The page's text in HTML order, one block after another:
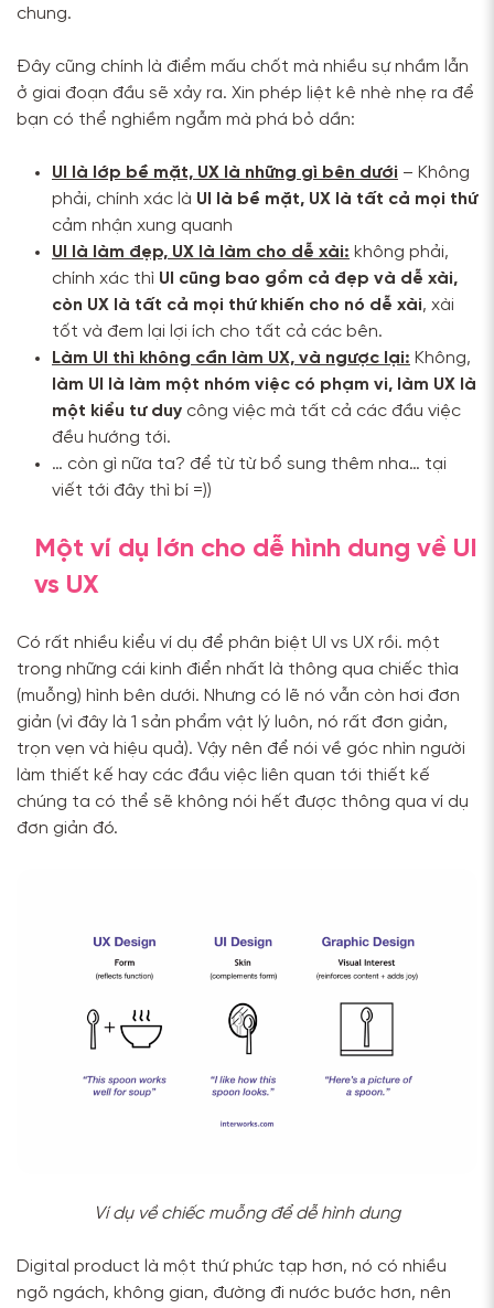
chung.
Đây cũng chính là điểm mấu chốt mà nhiều sự nhầm lẫn
ở giai đoạn đầu sẽ xảy ra. Xin phép liệt kê nhè nhẹ ra để
bạn có thể nghiềm ngẫm mà phá bỏ dần:
UI là lớp bề mặt, UX là những gì bên dưới – Không
phải, chính xác là UI là bề mặt, UX là tất cả mọi thứ
cảm nhận xung quanh
UI là làm đẹp, UX là làm cho dễ xài: không phải,
chính xác thì UI cũng bao gồm cả đẹp và dễ xài,
còn UX là tất cả mọi thứ khiến cho nó dễ xài, xài
tốt và đem lại lợi ích cho tất cả các bên.
Làm UI thì không cần làm UX, và ngược lại: Không,
làm UI là làm một nhóm việc có phạm vi, làm UX là
một kiểu tư duy công việc mà tất cả các đầu việc
đều hướng tới.
… còn gì nữa ta? để từ từ bổ sung thêm nha… tại
viết tới đây thì bí =))
Một ví dụ lớn cho dễ hình dung về UI
vs UX
Có rất nhiều kiểu ví dụ để phân biệt UI vs UX rồi. một
trong những cái kinh điển nhất là thông qua chiếc thìa
(muỗng) hình bên dưới. Nhưng có lẽ nó vẫn còn hơi đơn
giản (vì đây là 1 sản phẩm vật lý luôn, nó rất đơn giản,
trọn vẹn và hiệu quả). Vậy nên để nói về góc nhìn người
làm thiết kế hay các đầu việc liên quan tới thiết kế
chúng ta có thể sẽ không nói hết được thông qua ví dụ
đơn giản đó.
Ví dụ về chiếc muỗng để dễ hình dung
Digital product là một thứ phức tạp hơn, nó có nhiều
ngõ ngách, không gian, đường đi nước bước hơn, nên